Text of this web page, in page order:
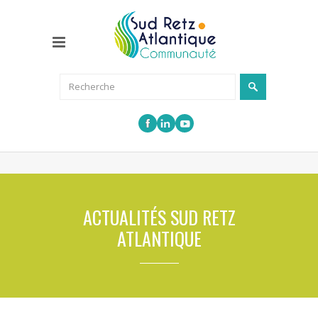
ACTUALITÉS SUD RETZ
ATLANTIQUE